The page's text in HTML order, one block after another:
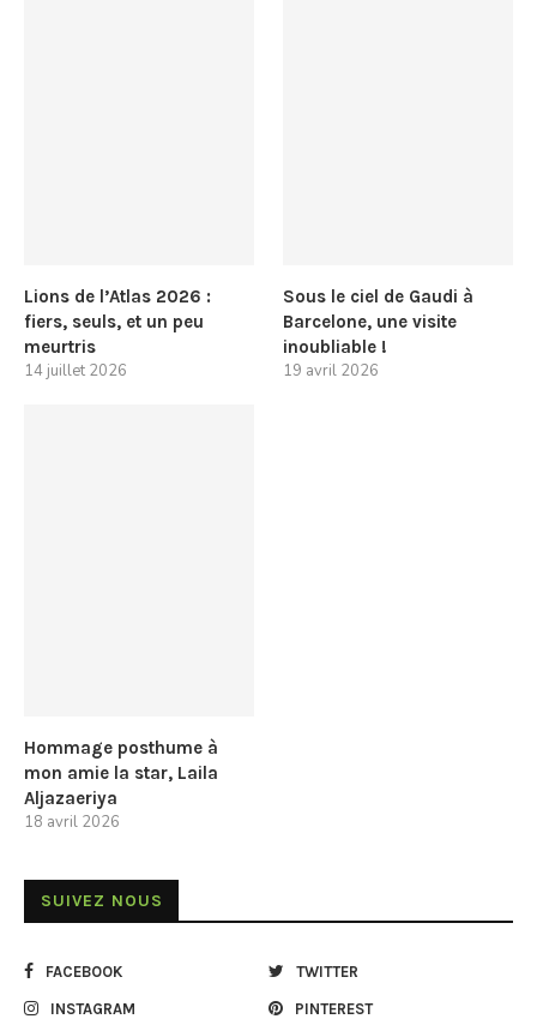
Lions de l’Atlas 2026 :
fiers, seuls, et un peu
meurtris
14 juillet 2026
Sous le ciel de Gaudi à
Barcelone, une visite
inoubliable !
19 avril 2026
Hommage posthume à
mon amie la star, Laila
Aljazaeriya
18 avril 2026
SUIVEZ NOUS
FACEBOOK TWITTER
INSTAGRAM PINTEREST